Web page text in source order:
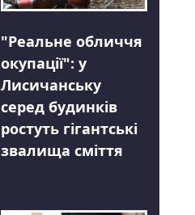
"Реальне обличчя
окупації": у
Лисичанську
серед будинків
ростуть гігантські
звалища сміття